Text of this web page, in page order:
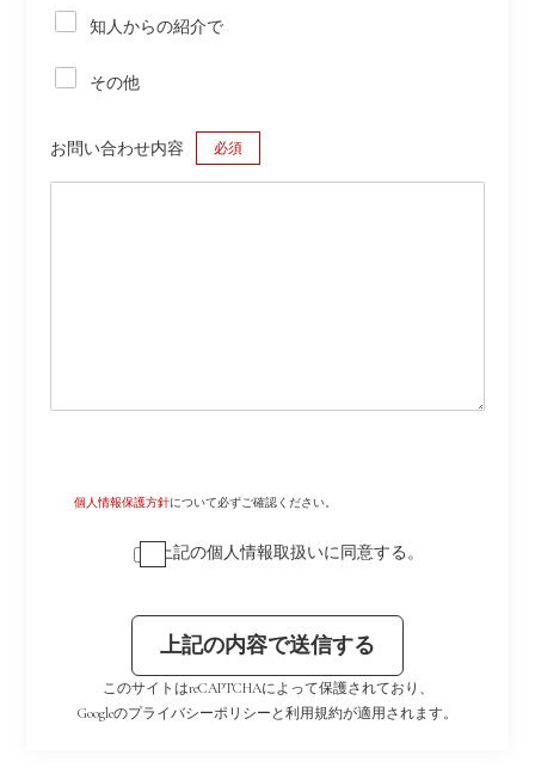
知人からの紹介で
その他
お問い合わせ内容 必須
個人情報保護方針について必ずご確認ください。
上記の個人情報取扱いに同意する。
このサイトはreCAPTCHAによって保護されており、
Googleのプライバシーポリシー と 利用規約が適用されます。